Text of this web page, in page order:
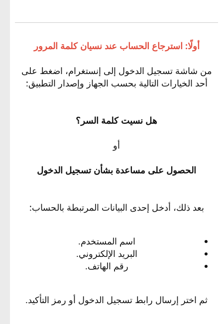
أولًا: استرجاع الحساب عند نسيان كلمة المرور
من شاشة تسجيل الدخول إلى إنستغرام، اضغط على
أحد الخيارات التالية بحسب الجهاز وإصدار التطبيق:
هل نسيت كلمة السر؟
أو
الحصول على مساعدة بشأن تسجيل الدخول
بعد ذلك، أدخل إحدى البيانات المرتبطة بالحساب:
اسم المستخدم.
البريد الإلكتروني.
رقم الهاتف.
ثم اختر إرسال رابط تسجيل الدخول أو رمز التأكيد.